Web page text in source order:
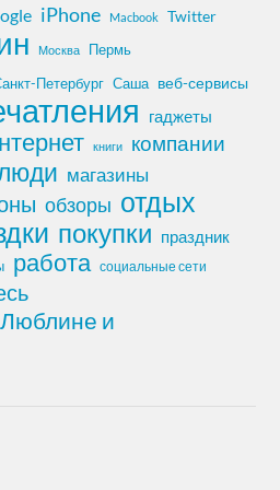
iPhone Macbook Twitter
Москва Пермь
Петербург Саша веб-сервисы
гаджеты
книги компании
магазины
обзоры отдых
покупки праздник
работа социальные сети
Люблине и